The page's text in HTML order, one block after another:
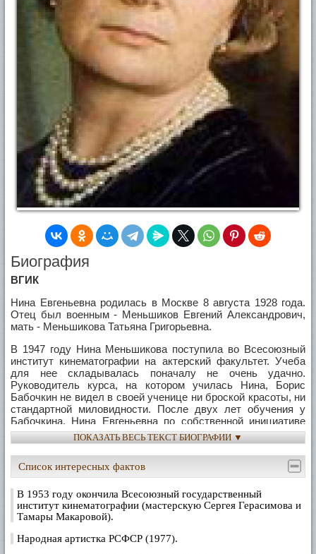
Биография
ВГИК
Нина Евгеньевна родилась в Москве 8 августа 1928 года.
Отец был военным - Меньшиков Евгений Александрович,
мать - Меньшикова Татьяна Григорьевна.
В 1947 году Нина Меньшикова поступила во Всесоюзный
институт кинематографии на актерский факультет. Учеба
для нее складывалась поначалу не очень удачно.
Руководитель курса, на котором училась Нина, Борис
Бабочкин не видел в своей ученице ни броской красоты, ни
стандартной миловидности. После двух лет обучения у
Бабочкина, Нина Евгеньевна по собственной инициативе
перешла на курс ниже, в мастерскую Сергея
Аполлинариевича Герасимова, где началась ее совершенно
новая жизнь в институте.
Именно в мастерской С.А.Герасимова по-настоящему
раскрылось своеобразие ее таланта, обнаружилось
актерское обаяние, возрос профессионализм. В 1953 году
Нина Меньшикова окончила ВГИК. В характеристике, с
сказано: "Одаренная молодая актриса, способная к
ПОКАЗАТЬ ВЕСЬ ТЕКСТ БИОГРАФИИ ▼
Список интересных фактов
В 1953 году окончила Всесоюзный государственный
институт кинематографии (мастерскую Сергея Герасимова и
Тамары Макаровой).
Народная артистка РСФСР (1977).